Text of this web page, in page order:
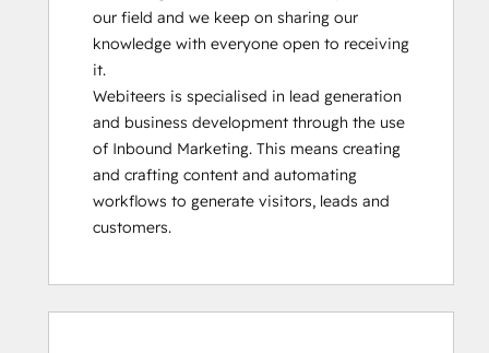
our field and we keep on sharing our
knowledge with everyone open to receiving
it.
Webiteers is specialised in lead generation
and business development through the use
of Inbound Marketing. This means creating
and crafting content and automating
workflows to generate visitors, leads and
customers.